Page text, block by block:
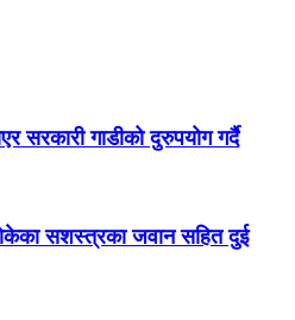
सरकारी गाडीको दुरुपयोग गर्दै
सशस्त्रका जवान सहित दुई